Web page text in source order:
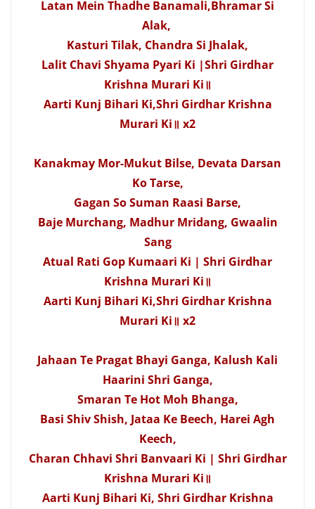
Latan Mein Thadhe Banamali,Bhramar Si
Alak,
Kasturi Tilak, Chandra Si Jhalak,
Lalit Chavi Shyama Pyari Ki |Shri Girdhar
Krishna Murari Ki॥
Aarti Kunj Bihari Ki,Shri Girdhar Krishna
Murari Ki॥ x2
Kanakmay Mor-Mukut Bilse, Devata Darsan
Ko Tarse,
Gagan So Suman Raasi Barse,
Baje Murchang, Madhur Mridang, Gwaalin
Sang
Atual Rati Gop Kumaari Ki | Shri Girdhar
Krishna Murari Ki॥
Aarti Kunj Bihari Ki,Shri Girdhar Krishna
Murari Ki॥ x2
Jahaan Te Pragat Bhayi Ganga, Kalush Kali
Haarini Shri Ganga,
Smaran Te Hot Moh Bhanga,
Basi Shiv Shish, Jataa Ke Beech, Harei Agh
Keech,
Charan Chhavi Shri Banvaari Ki | Shri Girdhar
Krishna Murari Ki॥
Aarti Kunj Bihari Ki, Shri Girdhar Krishna